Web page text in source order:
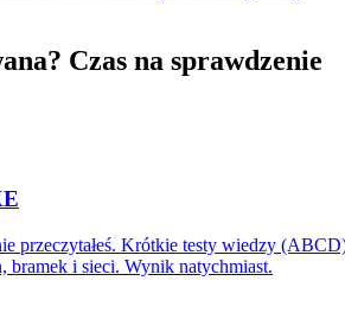
Czas na sprawdzenie
przeczytałeś. Krótkie testy wiedzy
bramek i sieci. Wynik natychmiast.